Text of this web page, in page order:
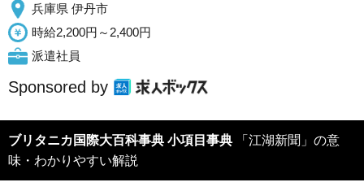
兵庫県 伊丹市
時給2,200円～2,400円
派遣社員
Sponsored by
ブリタニカ国際大百科事典 小項目事典 「江湖新聞」の意
味・わかりやすい解説